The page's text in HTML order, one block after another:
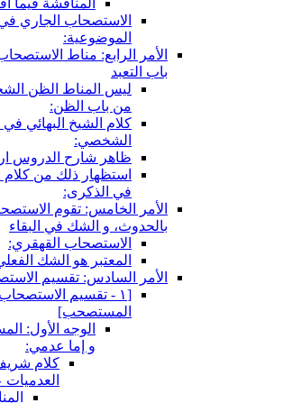
الاستصحاب الجاري في
الموضوعية:
الأمر الرابع: مناط
باب التعبد
ليس المناط الظن
من باب الظن:
كلام الشيخ البهائي في
الشخصي:
ظاهر شارح الدروس
استظهار ذلك من كلام
في الذكرى:
الأمر الخامس: تقوم
بالحدوث، و الشك في البقاء
الاستصحاب القهقري:
المعتبر هو الشك الفعلي
الأمر السادس: تقسيم
[١ - تقسيم الاستصحاب
المستصحب‏]
الوجه الأول:
و إما عدمي:
كلام شريف
العدميات